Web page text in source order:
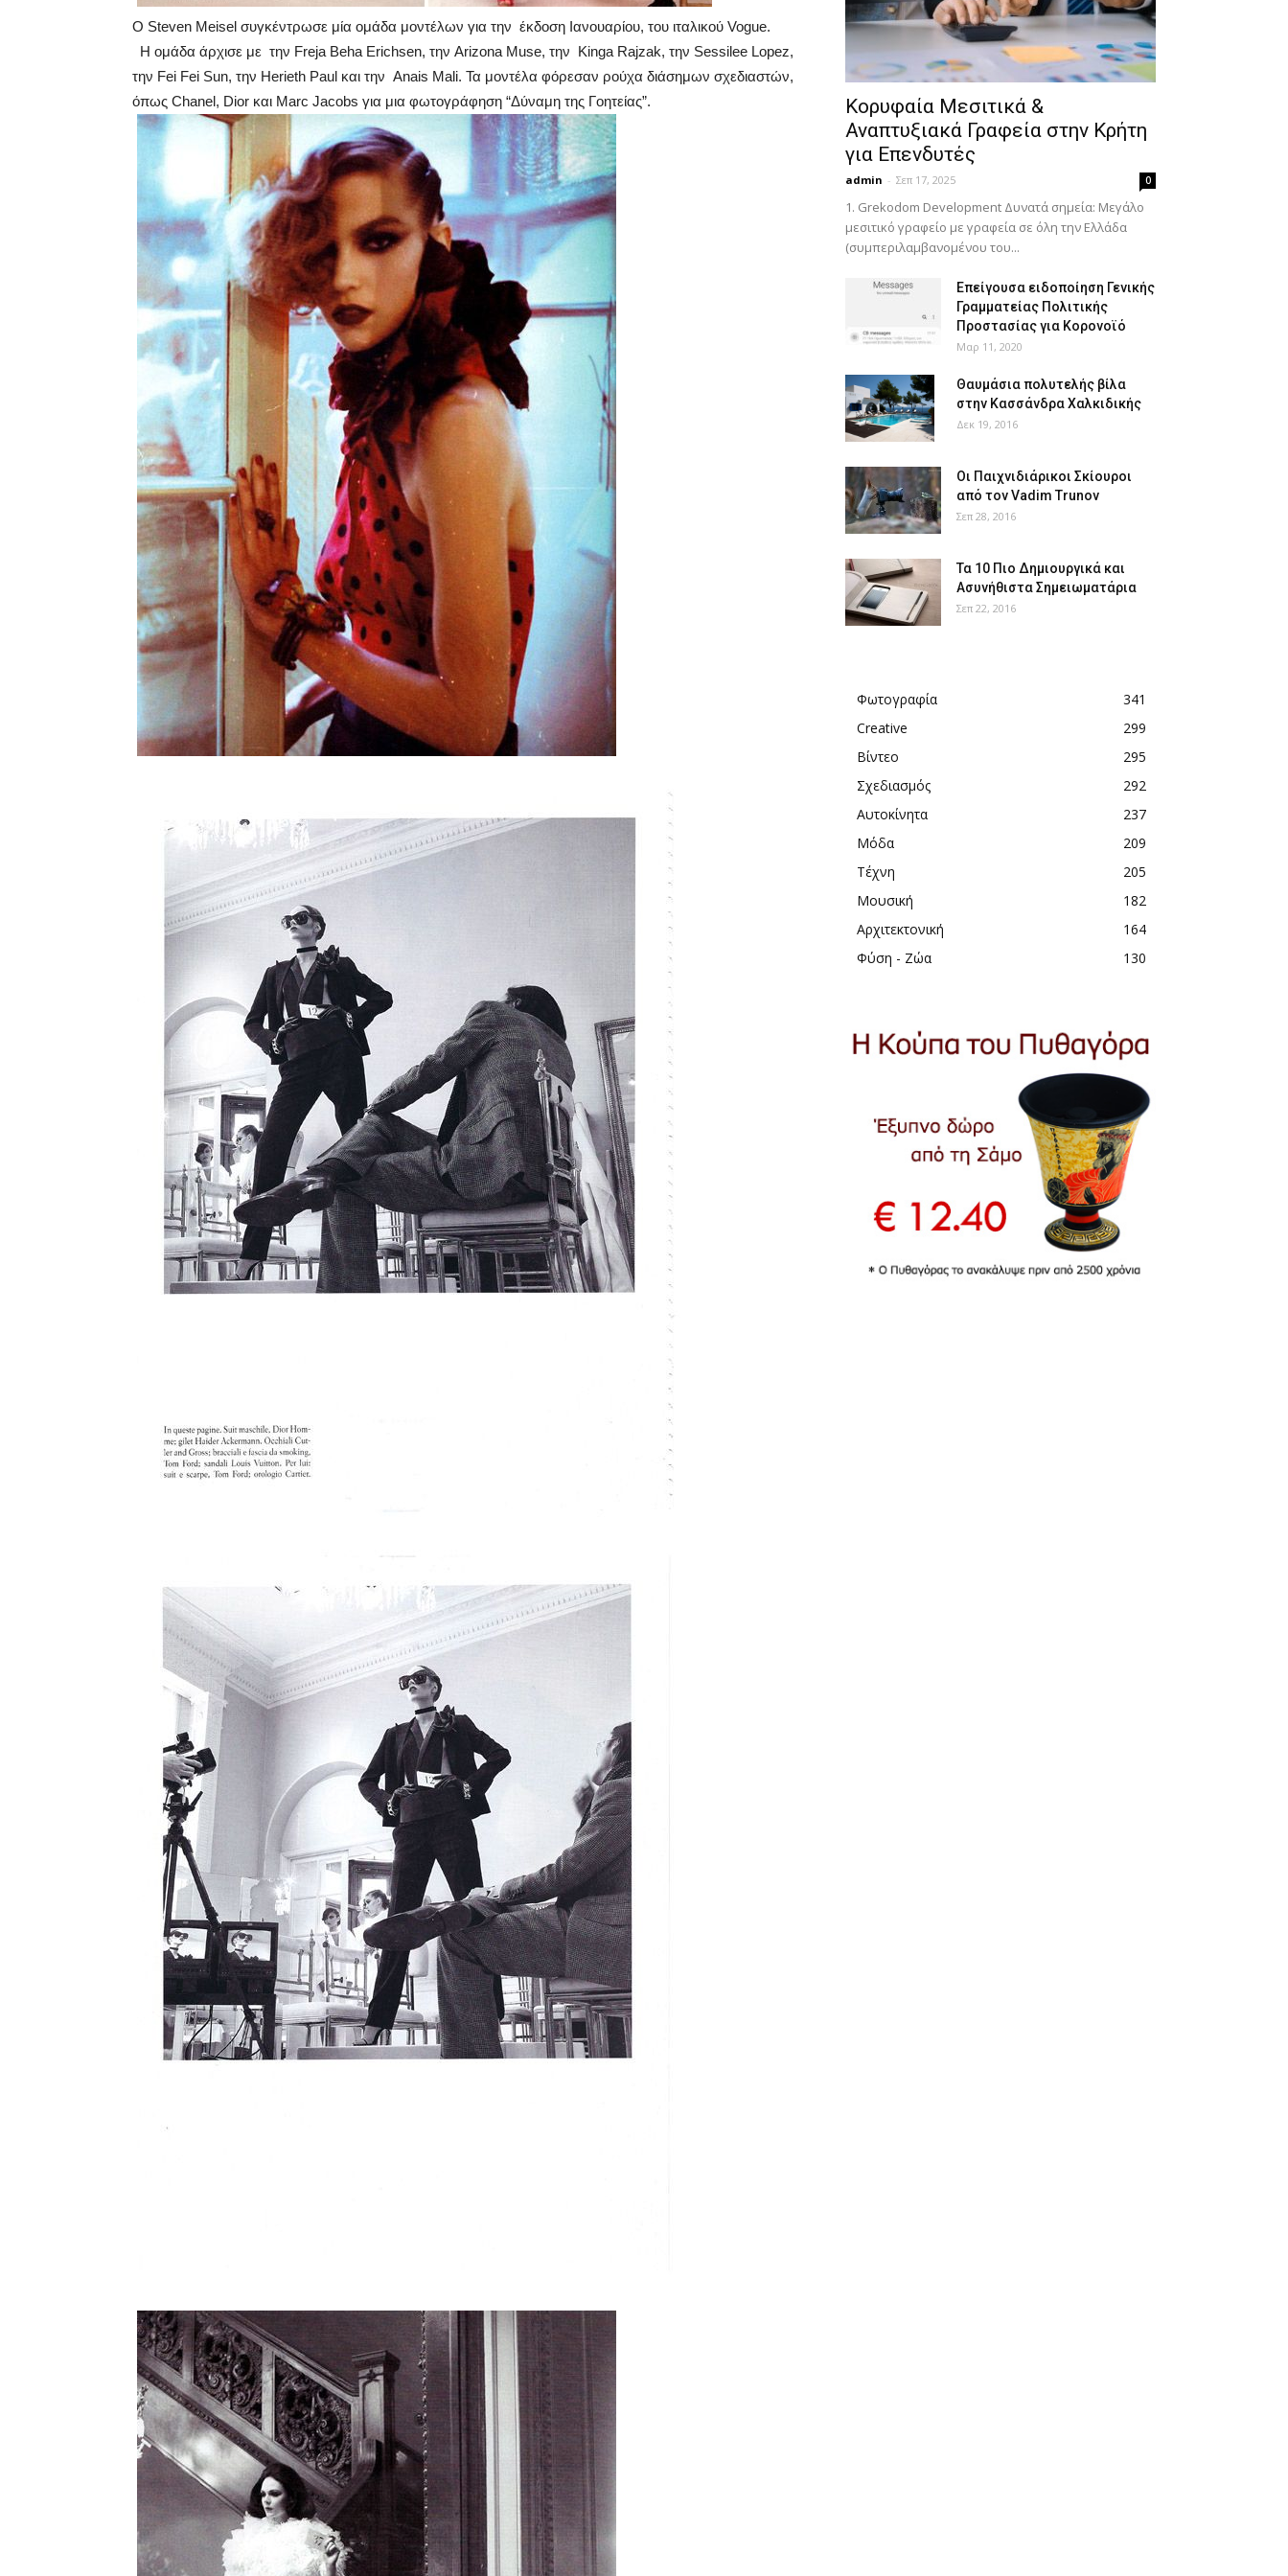
Ο Steven Meisel συγκέντρωσε μία ομάδα μοντέλων για την έκδοση Ιανουαρίου, του ιταλικού Vogue.
Η ομάδα άρχισε με την Freja Beha Erichsen, την Arizona Muse, την Kinga Rajzak, την Sessilee Lopez,
την Fei Fei Sun, την Herieth Paul και την Anais Mali. Τα μοντέλα φόρεσαν ρούχα διάσημων σχεδιαστών,
όπως Chanel, Dior και Marc Jacobs για μια φωτογράφηση “Δύναμη της Γοητείας”.
Κορυφαία Μεσιτικά &
Αναπτυξιακά Γραφεία στην Κρήτη
για Επενδυτές
admin - Σεπ 17, 2025 0
1. Grekodom Development Δυνατά σημεία: Μεγάλο
μεσιτικό γραφείο με γραφεία σε όλη την Ελλάδα
(συμπεριλαμβανομένου του...
Επείγουσα ειδοποίηση Γενικής
Γραμματείας Πολιτικής
Προστασίας για Κορονοϊό
Μαρ 11, 2020
Θαυμάσια πολυτελής βίλα
στην Κασσάνδρα Χαλκιδικής
Δεκ 19, 2016
Οι Παιχνιδιάρικοι Σκίουροι
από τον Vadim Trunov
Σεπ 28, 2016
Τα 10 Πιο Δημιουργικά και
Ασυνήθιστα Σημειωματάρια
Σεπ 22, 2016
Φωτογραφία
341
Creative
299
Βίντεο
295
Σχεδιασμός
292
Αυτοκίνητα
237
Μόδα
209
Τέχνη
205
Μουσική
182
Αρχιτεκτονική
164
Φύση - Ζώα
130